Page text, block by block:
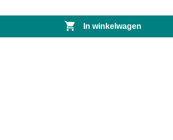
 In winkelwagen